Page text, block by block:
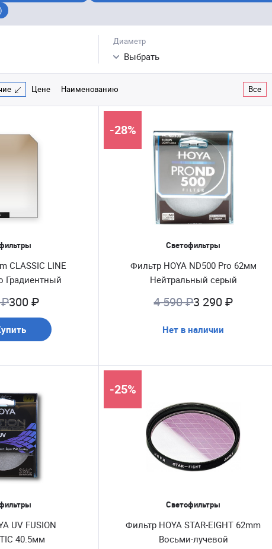
Диаметр
Выбрать
Цене Наименованию Все
CLASSIC LINE
Градиентный
300 ₽
Светофильтры
Фильтр HOYA ND500 Pro 62мм
Нейтральный серый
-28%
4 590 ₽3 290 ₽
Нет в наличии
UV FUSION
40.5мм
Светофильтры
Фильтр HOYA STAR-EIGHT 62mm
Восьми-лучевой
-25%